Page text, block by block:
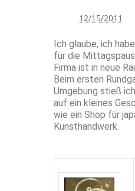
12/15/2011
Ich glaube, ich
für die
Firma ist in neue
Beim ersten
Umgebung stieß
auf ein kleines
wie ein Shop für
Kunsthandwerk.